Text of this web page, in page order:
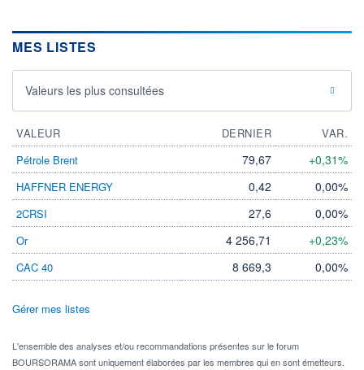
MES LISTES
Valeurs les plus consultées
VALEUR DERNIER
VAR.
Pétrole Brent
79,67 +0,31%
HAFFNER ENERGY 0,42 0,00%
2CRSI 27,6 0,00%
Or 4 256,71 +0,23%
CAC 40 8 669,3 0,00%
Gérer mes listes
L'ensemble des analyses et/ou recommandations présentes sur le forum
BOURSORAMA sont uniquement élaborées par les membres qui en sont émetteurs.